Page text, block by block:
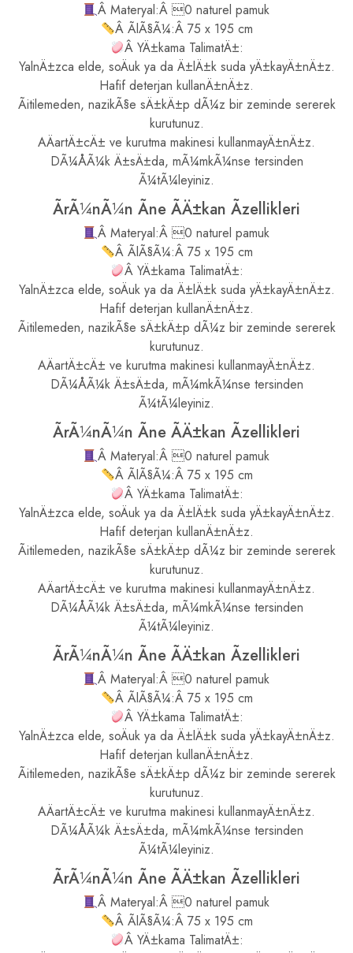
Â Materyal:Â 0 naturel pamuk
Â ÃlÃ§Ã¼:Â 75 x 195 cm
Â YÄ±kama TalimatÄ±:
YalnÄ±zca elde, soÄuk ya da Ä±lÄ±k suda yÄ±kayÄ±nÄ±z.
Hafif deterjan kullanÄ±nÄ±z.
Ãitilemeden, nazikÃ§e sÄ±kÄ±p dÃ¼z bir zeminde sererek
kurutunuz.
AÄartÄ±cÄ± ve kurutma makinesi kullanmayÄ±nÄ±z.
DÃ¼ÅÃ¼k Ä±sÄ±da, mÃ¼mkÃ¼nse tersinden
Ã¼tÃ¼leyiniz.
ÃrÃ¼nÃ¼n Ãne ÃÄ±kan Ãzellikleri
Â Materyal:Â 0 naturel pamuk
Â ÃlÃ§Ã¼:Â 75 x 195 cm
Â YÄ±kama TalimatÄ±:
YalnÄ±zca elde, soÄuk ya da Ä±lÄ±k suda yÄ±kayÄ±nÄ±z.
Hafif deterjan kullanÄ±nÄ±z.
Ãitilemeden, nazikÃ§e sÄ±kÄ±p dÃ¼z bir zeminde sererek
kurutunuz.
AÄartÄ±cÄ± ve kurutma makinesi kullanmayÄ±nÄ±z.
DÃ¼ÅÃ¼k Ä±sÄ±da, mÃ¼mkÃ¼nse tersinden
Ã¼tÃ¼leyiniz.
ÃrÃ¼nÃ¼n Ãne ÃÄ±kan Ãzellikleri
Â Materyal:Â 0 naturel pamuk
Â ÃlÃ§Ã¼:Â 75 x 195 cm
Â YÄ±kama TalimatÄ±:
YalnÄ±zca elde, soÄuk ya da Ä±lÄ±k suda yÄ±kayÄ±nÄ±z.
Hafif deterjan kullanÄ±nÄ±z.
Ãitilemeden, nazikÃ§e sÄ±kÄ±p dÃ¼z bir zeminde sererek
kurutunuz.
AÄartÄ±cÄ± ve kurutma makinesi kullanmayÄ±nÄ±z.
DÃ¼ÅÃ¼k Ä±sÄ±da, mÃ¼mkÃ¼nse tersinden
Ã¼tÃ¼leyiniz.
ÃrÃ¼nÃ¼n Ãne ÃÄ±kan Ãzellikleri
Â Materyal:Â 0 naturel pamuk
Â ÃlÃ§Ã¼:Â 75 x 195 cm
Â YÄ±kama TalimatÄ±:
YalnÄ±zca elde, soÄuk ya da Ä±lÄ±k suda yÄ±kayÄ±nÄ±z.
Hafif deterjan kullanÄ±nÄ±z.
Ãitilemeden, nazikÃ§e sÄ±kÄ±p dÃ¼z bir zeminde sererek
kurutunuz.
AÄartÄ±cÄ± ve kurutma makinesi kullanmayÄ±nÄ±z.
DÃ¼ÅÃ¼k Ä±sÄ±da, mÃ¼mkÃ¼nse tersinden
Ã¼tÃ¼leyiniz.
ÃrÃ¼nÃ¼n Ãne ÃÄ±kan Ãzellikleri
Â Materyal:Â 0 naturel pamuk
Â ÃlÃ§Ã¼:Â 75 x 195 cm
Â YÄ±kama TalimatÄ±: